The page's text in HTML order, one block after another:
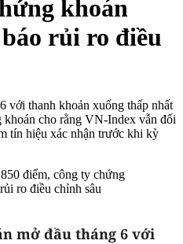
khoán
rủi ro điều
với thanh khoản xuống thấp nhất
cho rằng VN-Index vẫn đối
tín hiệu xác nhận trước khi kỳ
mở đầu tháng 6 với